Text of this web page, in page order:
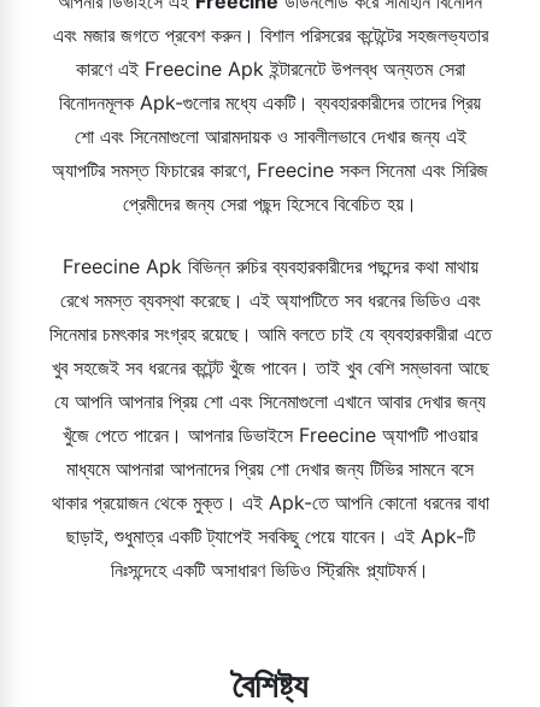
এবং মজার জগতে প্রবেশ করুন। বিশাল পরিসরের কন্টেন্টের সহজলভ্যতার
কারণে এই Freecine Apk ইন্টারনেটে উপলব্ধ অন্যতম সেরা
বিনোদনমূলক Apk-গুলোর মধ্যে একটি। ব্যবহারকারীদের তাদের প্রিয়
শো এবং সিনেমাগুলো আরামদায়ক ও সাবলীলভাবে দেখার জন্য এই
অ্যাপটির সমস্ত ফিচারের কারণে, Freecine সকল সিনেমা এবং সিরিজ
প্রেমীদের জন্য সেরা পছন্দ হিসেবে বিবেচিত হয়।
Freecine Apk বিভিন্ন রুচির ব্যবহারকারীদের পছন্দের কথা মাথায়
রেখে সমস্ত ব্যবস্থা করেছে। এই অ্যাপটিতে সব ধরনের ভিডিও এবং
সিনেমার চমৎকার সংগ্রহ রয়েছে। আমি বলতে চাই যে ব্যবহারকারীরা এতে
খুব সহজেই সব ধরনের কন্টেন্ট খুঁজে পাবেন। তাই খুব বেশি সম্ভাবনা আছে
যে আপনি আপনার প্রিয় শো এবং সিনেমাগুলো এখানে আবার দেখার জন্য
খুঁজে পেতে পারেন। আপনার ডিভাইসে Freecine অ্যাপটি পাওয়ার
মাধ্যমে আপনারা আপনাদের প্রিয় শো দেখার জন্য টিভির সামনে বসে
থাকার প্রয়োজন থেকে মুক্ত। এই Apk-তে আপনি কোনো ধরনের বাধা
ছাড়াই, শুধুমাত্র একটি ট্যাপেই সবকিছু পেয়ে যাবেন। এই Apk-টি
নিঃসন্দেহে একটি অসাধারণ ভিডিও স্ট্রিমিং প্ল্যাটফর্ম।
বৈশিষ্ট্য